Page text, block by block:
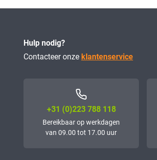
Hulp nodig?
Contacteer onze klantenservice
+31 (0)223 788 118
Bereikbaar op werkdagen
van 09.00 tot 17.00 uur